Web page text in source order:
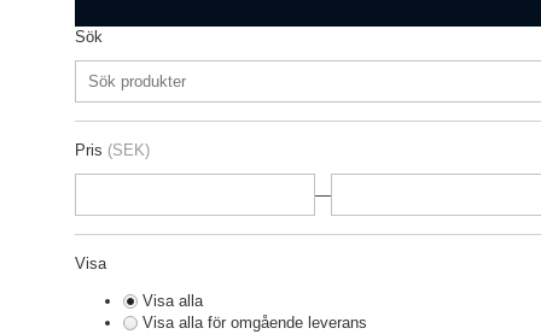
Sök
Pris (SEK)
—
Visa
Visa alla
Visa alla för omgående leverans